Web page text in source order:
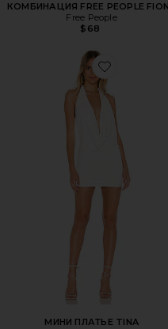
КОМБИНАЦИЯ FREE PEOPLE
Free People
$68
Favorite МИНИ
МИНИ ПЛАТЬЕ TINA